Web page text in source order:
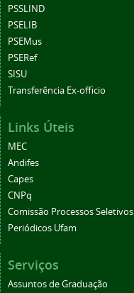
PSSLIND
PSELIB
PSEMus
PSERef
SISU
Transferência Ex-officio
Links Úteis
MEC
Andifes
Capes
CNPq
Comissão Processos Seletivos
Periódicos Ufam
Serviços
Assuntos de Graduação